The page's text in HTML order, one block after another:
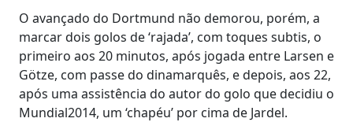
O avançado do Dortmund não demorou, porém, a
marcar dois golos de ‘rajada’, com toques subtis, o
primeiro aos 20 minutos, após jogada entre Larsen e
Götze, com passe do dinamarquês, e depois, aos 22,
após uma assistência do autor do golo que decidiu o
Mundial2014, um ‘chapéu’ por cima de Jardel.